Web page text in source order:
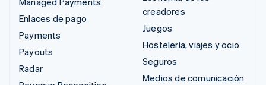
Enlaces de pago
Payments
Payouts
Radar
creadores
Juegos
Hostelería, viajes y ocio
Seguros
Medios de comunicación